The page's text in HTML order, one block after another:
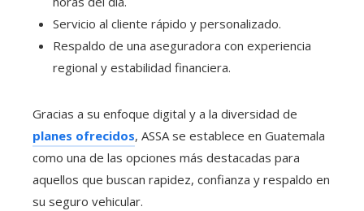
Servicio al cliente rápido y personalizado.
Respaldo de una aseguradora con experiencia
regional y estabilidad financiera.
Gracias a su enfoque digital y a la diversidad de
planes ofrecidos, ASSA se establece en Guatemala
como una de las opciones más destacadas para
aquellos que buscan rapidez, confianza y respaldo en
su seguro vehicular.